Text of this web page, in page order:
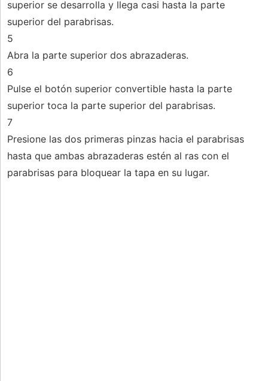
superior se desarrolla y llega casi hasta la parte
superior del parabrisas.
5
Abra la parte superior dos abrazaderas.
6
Pulse el botón superior convertible hasta la parte
superior toca la parte superior del parabrisas.
7
Presione las dos primeras pinzas hacia el parabrisas
hasta que ambas abrazaderas estén al ras con el
parabrisas para bloquear la tapa en su lugar.